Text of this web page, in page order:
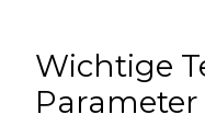
Wichtige
Parameter